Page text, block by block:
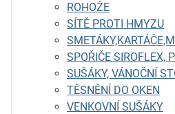
ROHOŽE
SÍTĚ PROTI HMYZU
SPOŘIČE SIROFLEX,
SUŠÁKY, VÁNOČNÍ
TĚSNĚNÍ DO OKEN
VENKOVNÍ SUŠÁKY